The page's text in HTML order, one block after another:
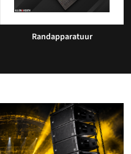
Randapparatuur